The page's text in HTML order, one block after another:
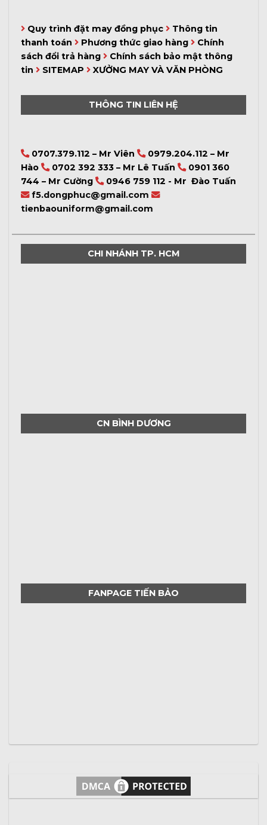
Quy trình đặt may đồng phục
Thông tin
thanh toán
Phương thức giao hàng
Chính
sách đổi trả hàng
Chính sách bảo mật thông
tin
SITEMAP XƯỞNG MAY VÀ VĂN PHÒNG
THÔNG TIN LIÊN HỆ
0707.379.112 – Mr Viên
0979.204.112 – Mr
Hào
0702 392 333 – Mr Lê Tuấn
0901 360
744 – Mr Cường
0946 759 112 - Mr Đào Tuấn
f5.dongphuc@gmail.com
tienbaouniform@gmail.com
CHI NHÁNH TP. HCM
CN BÌNH DƯƠNG
FANPAGE TIẾN BẢO